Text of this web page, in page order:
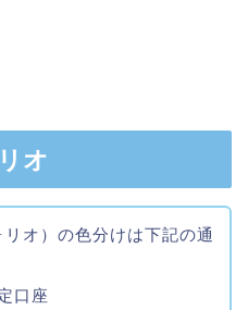
オ
オ）の色分けは下記の通
口座